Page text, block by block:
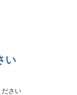
い
ださい